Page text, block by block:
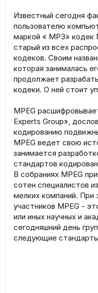
Известный сегодня
пользователю
маркой « MP3» кодек
старый из всех
кодеков. Своим
которая занималась
продолжает
кодеки. О ней стоит
MPEG
Experts Group»,
кодированию
MPEG ведет свою
занимается
стандартов
В собраниях MPEG
сотен специалистов
мелких компаний. При
участников MPEG -
или иных научных и
сегодняшний день
следующие